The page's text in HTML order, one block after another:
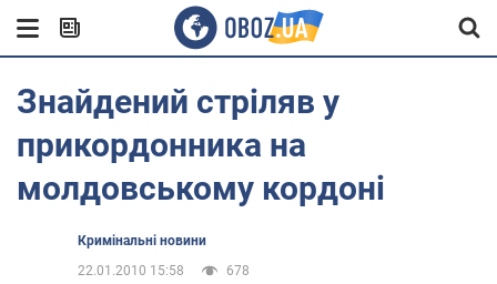
Знайдений стріляв у
прикордонника на
молдовському кордоні
Кримінальні новини
22.01.2010 15:58
678